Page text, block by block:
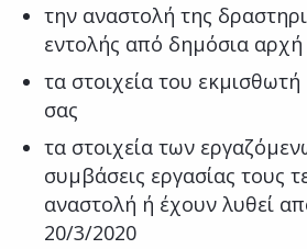
την αναστολή της
εντολής από δημόσια αρχή
τα στοιχεία του εκμισθωτή
σας
τα στοιχεία των
συμβάσεις εργασίας τους
αναστολή ή έχουν λυθεί
20/3/2020